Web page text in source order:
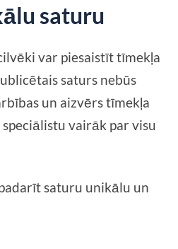
saturu
var piesaistīt tīmekļa
saturs nebūs
un aizvērs tīmekļa
vairāk par visu
saturu unikālu un